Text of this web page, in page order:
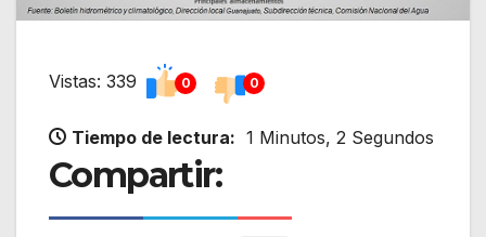
Vistas: 339 0 0
Tiempo de lectura: 1 Minutos, 2 Segundos
Compartir: